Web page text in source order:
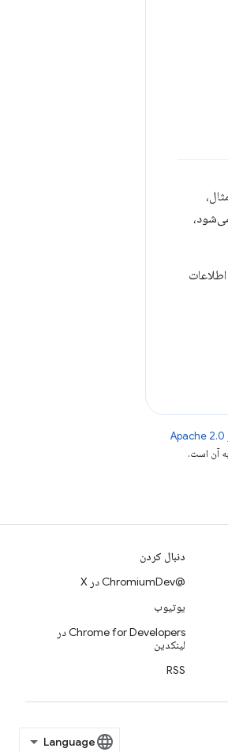
Apache 2.0
دنبال کردن
@ChromiumDev در X
یوتیوب
Chrome for Developers در
لینکدین
RSS